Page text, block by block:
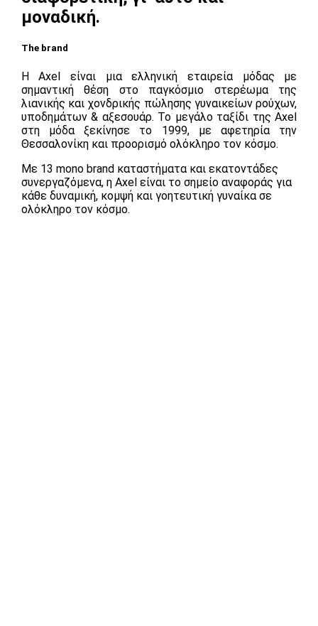
μοναδική.
The brand
Η Axel είναι μια ελληνική εταιρεία μόδας με
σημαντική θέση στο παγκόσμιο στερέωμα της
λιανικής και χονδρικής πώλησης γυναικείων ρούχων,
υποδημάτων & αξεσουάρ. Το μεγάλο ταξίδι της Axel
στη μόδα ξεκίνησε το 1999, με αφετηρία την
Θεσσαλονίκη και προορισμό ολόκληρο τον κόσμο.
Με 13 mono brand καταστήματα και εκατοντάδες
συνεργαζόμενα, η Axel είναι το σημείο αναφοράς για
κάθε δυναμική, κομψή και γοητευτική γυναίκα σε
ολόκληρο τον κόσμο.